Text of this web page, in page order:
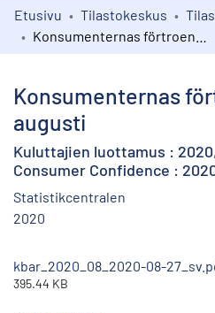
Kokoelmat
Etusivu Tilastokeskus
Konsumenternas
augusti
Kuluttajien luottamus :
Consumer Confidence :
Statistikcentralen
2020
kbar_2020_08_2020-08-
395.44 KB